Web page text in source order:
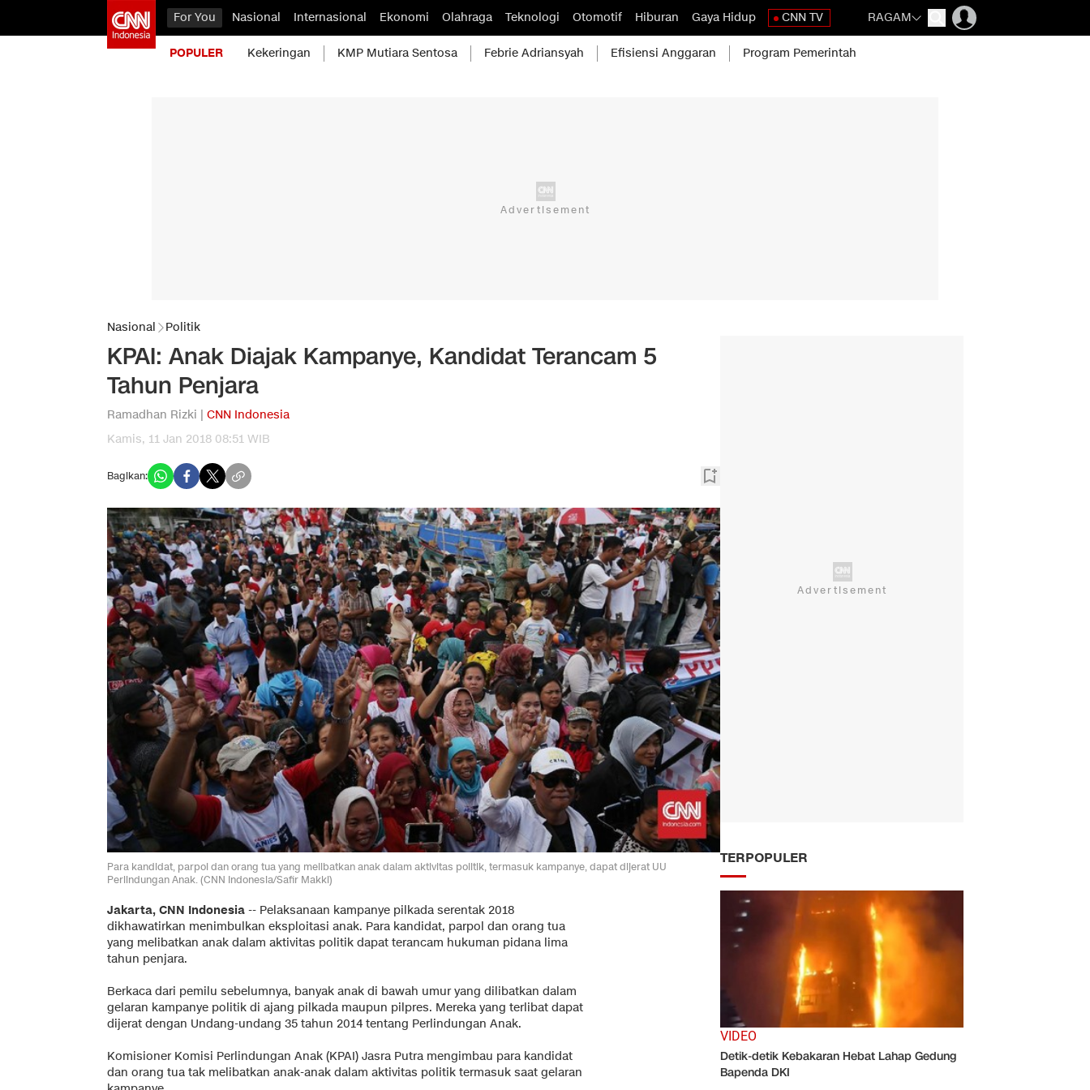
For You Nasional Internasional Ekonomi Olahraga Teknologi Otomotif Hiburan Gaya Hidup CNN TV RAGAM
POPULER Kekeringan KMP Mutiara Sentosa Febrie Adriansyah Efisiensi Anggaran Program Pemerintah
Nasional Politik
KPAI: Anak Diajak Kampanye, Kandidat Terancam 5
Tahun Penjara
Ramadhan Rizki | CNN Indonesia
Kamis, 11 Jan 2018 08:51 WIB
Bagikan:
Para kandidat, parpol dan orang tua yang melibatkan anak dalam aktivitas politik, termasuk kampanye, dapat dijerat UU
Perlindungan Anak. (CNN Indonesia/Safir Makki)
Jakarta, CNN Indonesia -- Pelaksanaan kampanye pilkada serentak 2018
dikhawatirkan menimbulkan eksploitasi anak. Para kandidat, parpol dan orang tua
yang melibatkan anak dalam aktivitas politik dapat terancam hukuman pidana lima
tahun penjara.
Berkaca dari pemilu sebelumnya, banyak anak di bawah umur yang dilibatkan dalam
gelaran kampanye politik di ajang pilkada maupun pilpres. Mereka yang terlibat dapat
dijerat dengan Undang-undang 35 tahun 2014 tentang Perlindungan Anak.
Komisioner Komisi Perlindungan Anak (KPAI) Jasra Putra mengimbau para kandidat
dan orang tua tak melibatkan anak-anak dalam aktivitas politik termasuk saat gelaran
TERPOPULER
VIDEO
Detik-detik Kebakaran Hebat Lahap Gedung
Bapenda DKI